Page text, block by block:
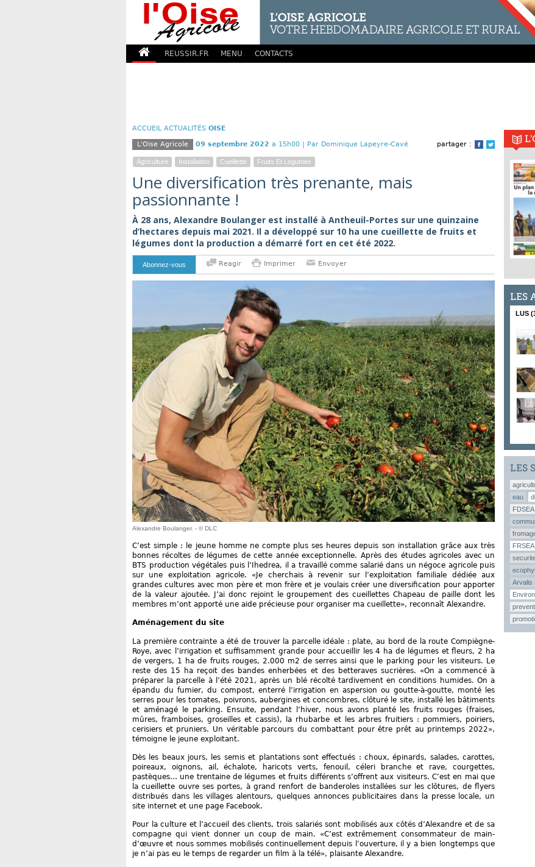
REUSSIR.FR MENU CONTACTS
ACCUEIL ACTUALITÉS OISE
partager :
Facebook
Twitter
L'Oise Agricole 09 septembre 2022 a 15h00 | Par Dominique Lapeyre-Cavé
Agriculture Installation Cueillette Fruits Et Legumes
Une diversification très prenante, mais
passionnante !
À 28 ans, Alexandre Boulanger est installé à Antheuil-Portes sur une quinzaine
d’hectares depuis mai 2021. Il a développé sur 10 ha une cueillette de fruits et
légumes dont la production a démarré fort en cet été 2022.
Abonnez-vous Reagir Imprimer Envoyer
Alexandre Boulanger. - © DLC
C’est simple : le jeune homme ne compte plus ses heures depuis son installation grâce aux très
bonnes récoltes de légumes de cette année exceptionnelle. Après des études agricoles avec un
BTS production végétales puis l’Ihedrea, il a travaillé comme salarié dans un négoce agricole puis
sur une exploitation agricole. «Je cherchais à revenir sur l’exploitation familiale dédiée aux
grandes cultures avec mon père et mon frère et je voulais créer une diversification pour apporter
de la valeur ajoutée. J’ai donc rejoint le groupement des cueillettes Chapeau de paille dont les
membres m’ont apporté une aide précieuse pour organiser ma cueillette», reconnaît Alexandre.
Aménagement du site
La première contrainte a été de trouver la parcelle idéale : plate, au bord de la route Compiègne-
Roye, avec l’irrigation et suffisamment grande pour accueillir les 4 ha de légumes et fleurs, 2 ha
de vergers, 1 ha de fruits rouges, 2.000 m2 de serres ainsi que le parking pour les visiteurs. Le
reste des 15 ha reçoit des bandes enherbées et des betteraves sucrières. «On a commencé à
préparer la parcelle à l’été 2021, après un blé récolté tardivement en conditions humides. On a
épandu du fumier, du compost, enterré l’irrigation en aspersion ou goutte-à-goutte, monté les
serres pour les tomates, poivrons, aubergines et concombres, clôturé le site, installé les bâtiments
et aménagé le parking. Ensuite, pendant l’hiver, nous avons planté les fruits rouges (fraises,
mûres, framboises, groseilles et cassis), la rhubarbe et les arbres fruitiers : pommiers, poiriers,
cerisiers et pruniers. Un véritable parcours du combattant pour être prêt au printemps 2022»,
témoigne le jeune exploitant.
Dès les beaux jours, les semis et plantations sont effectués : choux, épinards, salades, carottes,
poireaux, oignons, ail, échalote, haricots verts, fenouil, céleri branche et rave, courgettes,
pastèques… une trentaine de légumes et fruits différents s’offrent aux visiteurs. C’est en mai que
la cueillette ouvre ses portes, à grand renfort de banderoles installées sur les clôtures, de flyers
distribués dans les villages alentours, quelques annonces publicitaires dans la presse locale, un
site internet et une page Facebook.
Pour la culture et l’accueil des clients, trois salariés sont mobilisés aux côtés d’Alexandre et de sa
compagne qui vient donner un coup de main. «C’est extrêmement consommateur de main-
d’œuvre et nous sommes mobilisés continuellement depuis l’ouverture, il y a bien longtemps que
je n’ai pas eu le temps de regarder un film à la télé», plaisante Alexandre.
LES
LUS
LES
eau
FDSEA
FRSEA
Arvalis